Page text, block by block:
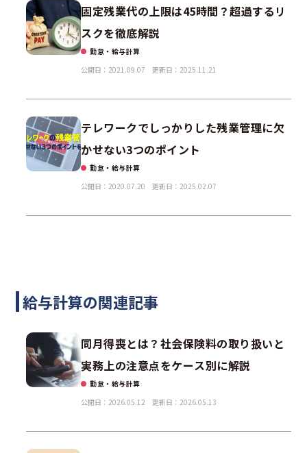
固定残業代の上限は45時間？超過するリ
スクを徹底解説
勤怠・給与計算
公開日：2021.09.07
更新日：2025.11.21
テレワークでしっかりした残業管理に欠
かせない3つのポイント
勤怠・給与計算
公開日：2020.07.20
更新日：2025.02.07
給与計算の関連記事
同月得喪とは？社会保険料の取り扱いと
実務上の注意点をケース別に解説
勤怠・給与計算
公開日：2026.05.12
更新日：2026.05.13